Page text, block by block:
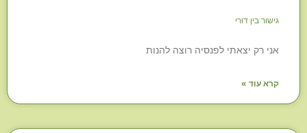
גישור בין דורי
אני רק יצאתי לפנסיה רוצה להנות
קרא עוד »